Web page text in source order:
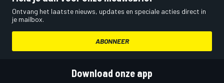
Ontvang het laatste nieuws, updates en speciale acties direct in
je mailbox.
ABONNEER
Download onze app